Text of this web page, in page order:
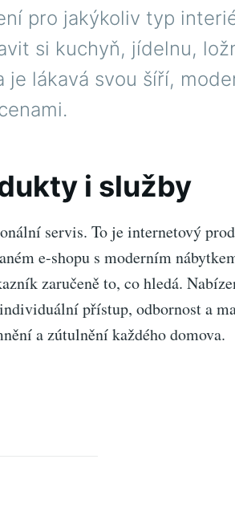
pro jakýkoliv typ
si kuchyň, jídelnu,
je lákavá svou šíří,
i služby
servis. To je internetový
e-shopu s moderním
zaručeně to, co hledá.
přístup, odbornost a
a zútulnění každého domova.